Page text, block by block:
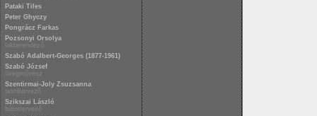
Pataki Tiles
Peter Ghyczy
Pongrácz Farkas
Pozsonyi Orsolya
lakberendező
Szabó Adalbert-Georges (1877-1961)
Szabó József
üvegművész
Szentirmai-Joly Zsuzsanna
textiltervező
Szikszai László
bútortervező